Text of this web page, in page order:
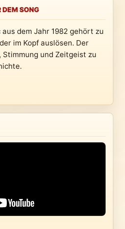
SONG
aus dem Jahr 1982 gehört zu
im Kopf auslösen. Der
und Zeitgeist zu